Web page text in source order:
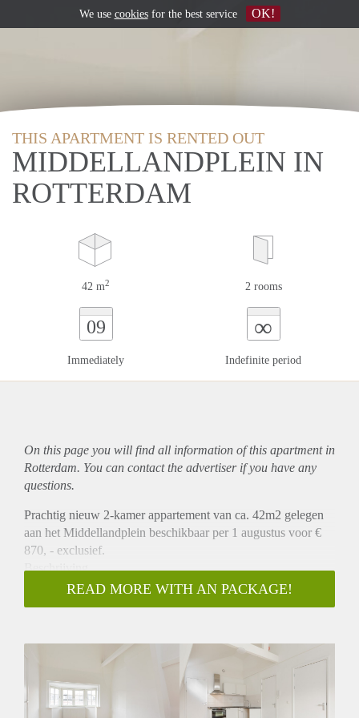
THIS APARTMENT IS RENTED OUT
MIDDELLANDPLEIN IN
ROTTERDAM
42 m2 2 rooms
09
Immediately
∞
Indefinite period
On this page you will find all information of this apartmentin
Rotterdam. You can contact the advertiser if you have any
questions.
Prachtig nieuw 2-kamer appartement van ca. 42m2 gelegen
aan het Middellandplein beschikbaar per 1 augustus voor €
870, - exclusief.
Beschrijving
Dit prachtige appartement is gelegen op de tweede
verdieping aan de achterzijde. Het appartement heeft een
aparte slaapkamer en een badkamer met douche en wastafel.
Er is een apart toilet. Alle appartementen worden voorzien
van een mooie vloer en zonwering.
Locatie
READ MORE WITH AN PACKAGE!
We use cookiesfor the best service OK!